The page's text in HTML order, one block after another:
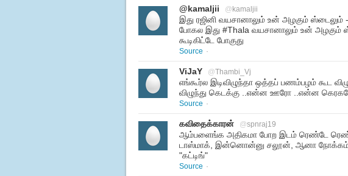
@kamaljii @ kamaljii
இது ரஜினி வயசானாலும் உன் அழகும்
போகல இது #Thala வயசானாலும் உன் அழகும்
கூடிகிட்டே போகுது
Source ·
ViJaY @Thambi_Vj
எங்கூர்ல இடிவிழுந்தா ஒத்தப் பணம்பழம் கூட
விழுந்து கெடக்கு ..என்ன ஊரோ ..என்ன
Source ·
கவிதைக்காரன் @spnraj19
ஆம்பளைங்க அதிகமா போற இடம் ரெண்டே
டாஸ்மாக், இன்னொன்னு சலூன், ஆனா
"கட்டிங்"
Source ·